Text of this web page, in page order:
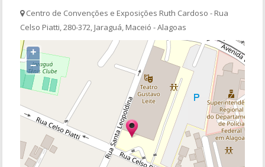
Centro de Convenções e Exposições Ruth Cardoso - Rua
Celso Piatti, 280-372, Jaraguá, Maceió - Alagoas
+
−